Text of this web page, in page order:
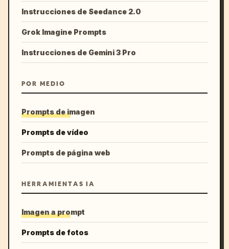
Instrucciones de Seedance 2.0
Grok Imagine Prompts
Instrucciones de Gemini 3 Pro
POR MEDIO
Prompts de imagen
Prompts de vídeo
Prompts de página web
HERRAMIENTAS IA
Imagen a prompt
Prompts de fotos